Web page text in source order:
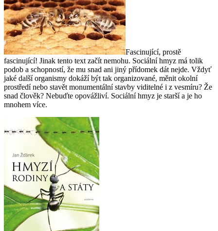
Fascinující, prostě
fascinující! Jinak tento text začít nemohu. Sociální hmyz má tolik
podob a schopností, že mu snad ani jiný přídomek dát nejde. Vždyť
jaké další organismy dokáží být tak organizované, měnit okolní
prostředí nebo stavět monumentální stavby viditelné i z vesmíru? Že
snad člověk? Nebuďte opovážliví. Sociální hmyz je starší a je ho
mnohem více.